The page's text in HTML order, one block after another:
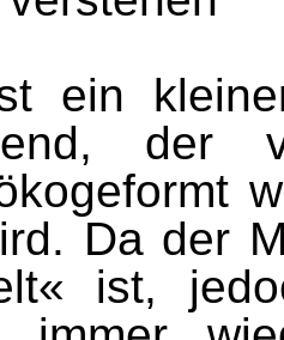
ein
der
Da der
ist,